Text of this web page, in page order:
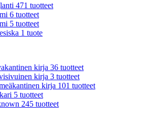
471 tuotteet
6 tuotteet
5 tuotteet
1 tuote
kirja 36 tuotteet
kirja 3 tuotteet
kirja 101 tuotteet
5 tuotteet
245 tuotteet